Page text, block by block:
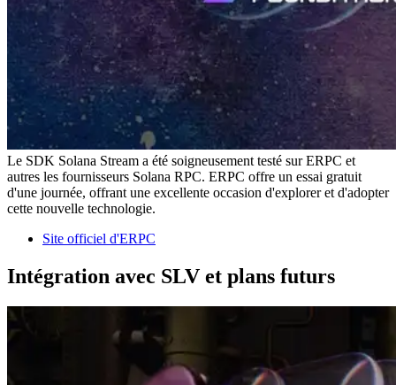
Le SDK Solana Stream a été soigneusement testé sur ERPC et
autres les fournisseurs Solana RPC. ERPC offre un essai gratuit
d'une journée, offrant une excellente occasion d'explorer et d'adopter
cette nouvelle technologie.
Site officiel d'ERPC
Intégration avec SLV et plans futurs